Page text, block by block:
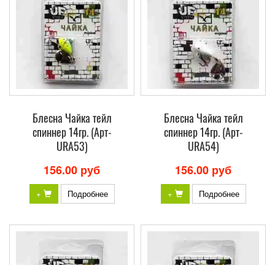
Блесна Чайка тейл
спиннер 14гр. (Арт-
URA53)
156.00 руб
+ Подробнее
Блесна Чайка тейл
спиннер 14гр. (Арт-
URA54)
156.00 руб
+ Подробнее